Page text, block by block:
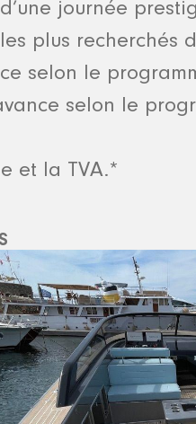
journée
plus recherchés
selon le
selon le
et la TVA.*